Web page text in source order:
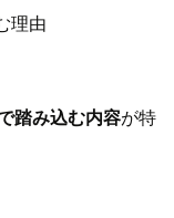
理由
踏み込む内容が特